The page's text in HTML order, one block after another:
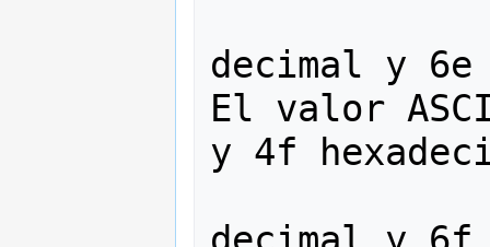
decimal y 6e
El valor
y 4f